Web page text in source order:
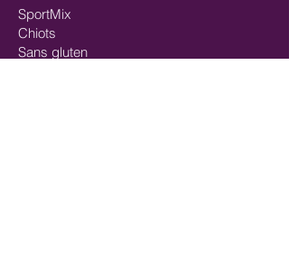
SportMix
Chiots
Sans gluten